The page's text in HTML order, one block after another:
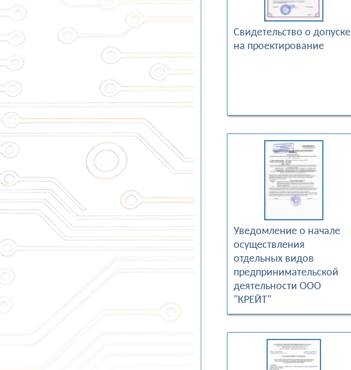
Свидетельство о допуске
на проектирование
Уведомление о начале
осуществления
отдельных видов
предпринимательской
деятельности ООО
"КРЕЙТ"